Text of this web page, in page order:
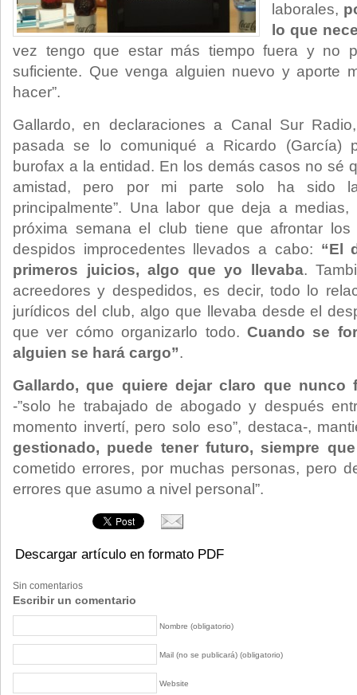
laborales,
lo que
vez tengo que estar más tiempo fuera y no
suficiente. Que venga alguien nuevo y aporte
hacer”.
Gallardo, en declaraciones a Canal Sur
pasada se lo comuniqué a Ricardo (García)
burofax a la entidad. En los demás casos no sé
amistad, pero por mi parte solo ha sido
principalmente”. Una labor que deja a
próxima semana el club tiene que afrontar
despidos improcedentes llevados a cabo: “El
primeros juicios, algo que yo llevaba.
acreedores y despedidos, es decir, todo lo
jurídicos del club, algo que llevaba desde el
que ver cómo organizarlo todo. Cuando se
alguien se hará cargo”.
Gallardo, que quiere dejar claro que nunco
-”solo he trabajado de abogado y después
momento invertí, pero solo eso”, destaca-,
gestionado, puede tener futuro, siempre
cometido errores, por muchas personas, pero
errores que asumo a nivel personal”.
Descargar artículo en formato PDF
Sin comentarios
Escribir un comentario
Nombre (obligatorio)
Mail (no se publicará) (obligatorio)
Website